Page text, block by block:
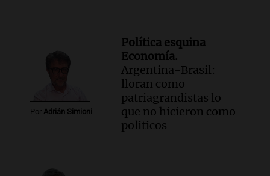
Por Adrián Simioni
Política esquina
Economía.
Argentina-Brasil:
lloran como
patriagrandistas lo
que no hicieron como
politicos